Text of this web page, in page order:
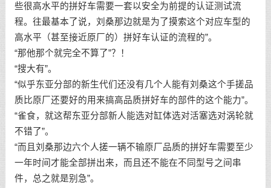
些很高水平的拼好车需要一套以安全为前提的认证测试流
程。往最基本了说，刘桑那边就是为了摸索这个对应车型的
高水平（甚至接近原厂的）拼好车认证的流程的”。
“那他那个就完全不算了”？！
“搜大有”。
“似乎东亚分部的新生代们还没有几个人能有刘桑这个手搓品
质比原厂还要好的用来搞高品质拼好车的部件的这个能力”。
“雀食，就这帮东亚分部新人能选对缸体选对活塞选对涡轮就
不错了”。
“而且刘桑那边六个人搓一辆不输原厂品质的拼好车需要至少
一年时间才能全部拼出来，而且还不能在不同型号之间串
件，总之就是别急”。